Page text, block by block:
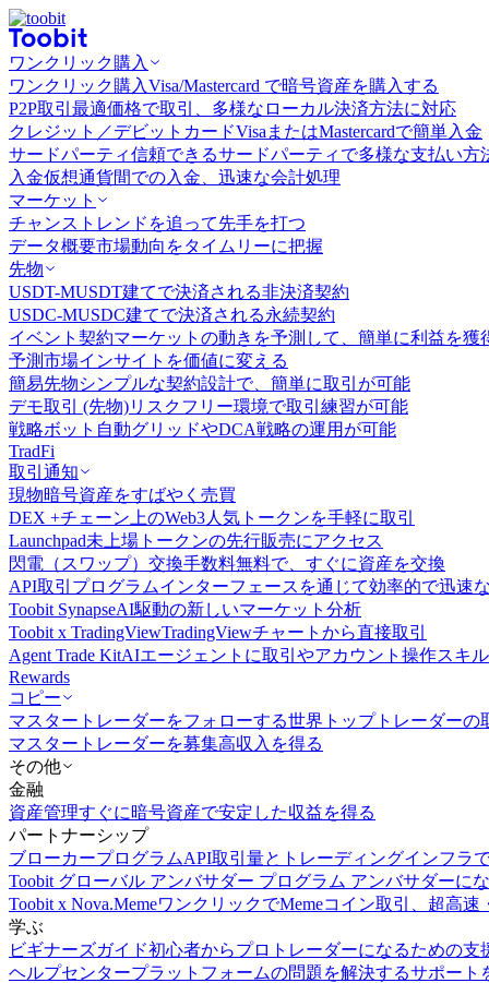
ワンクリック購入
ワンクリック購入Visa/Mastercard で暗号資産を購入する
P2P取引 最適価格で取引、多様なローカル決済方法に対応
クレジット／デビットカードVisaまたはMastercardで簡単入金
サードパーティ信頼できるサードパーティで多様な支払い方
入金仮想通貨間での入金、迅速な会計処理
マーケット
チャンス トレンドを追って先手を打つ
データ概要市場動向をタイムリーに把握
先物
USDT-MUSDT建てで決済される非決済契約
USDC-MUSDC建てで決済される永続契約
イベント契約マーケットの動きを予測して、簡単に利益を獲
予測市場インサイトを価値に変える
簡易先物シンプルな契約設計で、簡単に取引が可能
デモ取引 (先物)リスクフリー環境で取引練習が可能
戦略ボット 自動グリッドやDCA戦略の運用が可能
TradFi
取引通知
現物暗号資産をすばやく売買
DEX +チェーン上のWeb3人気トークンを手軽に取引
Launchpad未上場トークンの先行販売にアクセス
閃電（スワップ）交換手数料無料で、すぐに資産を交換
API取引 プログラムインターフェースを通じて効率的で迅速
Toobit SynapseAI駆動の新しいマーケット分析
Toobit x TradingViewTradingViewチャートから直接取引
Agent Trade KitAIエージェントに取引やアカウント操作スキ
Rewards
コピー
マスタートレーダーをフォローする世界トップトレーダーの
マスタートレーダーを募集高収入を得る
その他
金融
資産管理すぐに暗号資産で安定した収益を得る
パートナーシップ
ブローカープログラムAPI取引量とトレーディングインフラ
Toobit グローバル アンバサダー プログラム アンバサダーに
Toobit x Nova.MemeワンクリックでMemeコイン取引、超高
学ぶ
ビギナーズガイド初心者からプロトレーダーになるための支
ヘルプセンタープラットフォームの問題を解決するサポート